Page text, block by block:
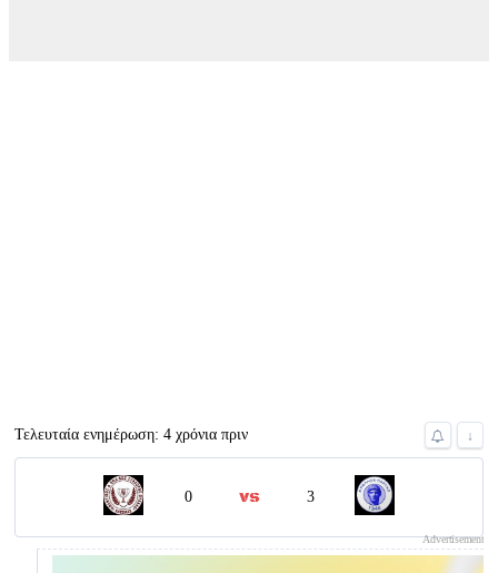
Τελευταία ενημέρωση: 4 χρόνια πριν ↓
0 3
Advertisement